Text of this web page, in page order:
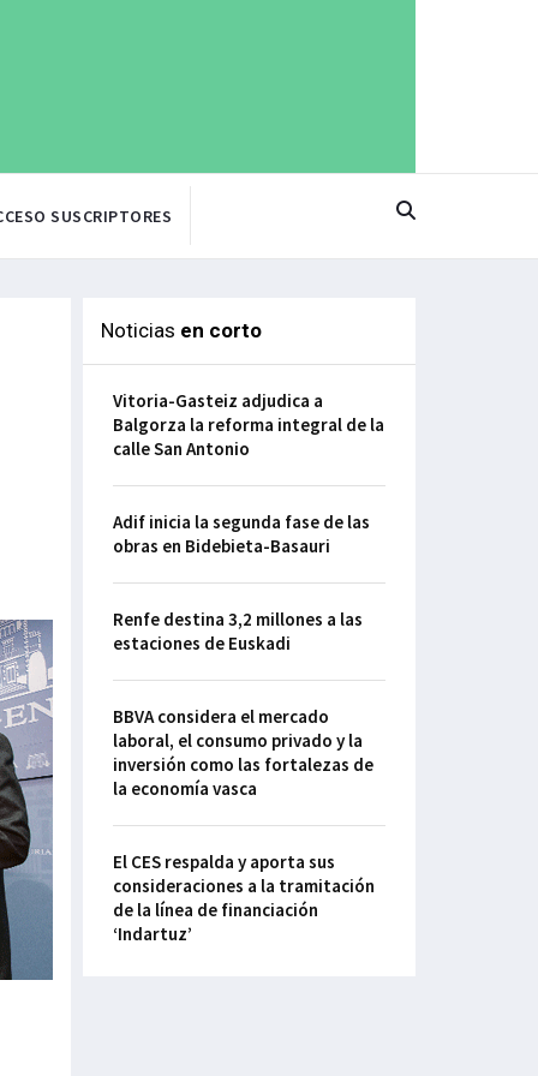
SUSCRIPTORES
Noticias en corto
Vitoria-Gasteiz adjudica a
Balgorza la reforma integral de la
calle San Antonio
Adif inicia la segunda fase de las
obras en Bidebieta-Basauri
Renfe destina 3,2 millones a las
estaciones de Euskadi
BBVA considera el mercado
laboral, el consumo privado y la
inversión como las fortalezas de
la economía vasca
El CES respalda y aporta sus
consideraciones a la tramitación
de la línea de financiación
‘Indartuz’